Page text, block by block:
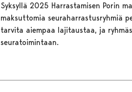
Syksyllä 2025 Harrastamisen Porin
maksuttomia seuraharrastusryhmiä
tarvita aiempaa lajitaustaa, ja
seuratoimintaan.